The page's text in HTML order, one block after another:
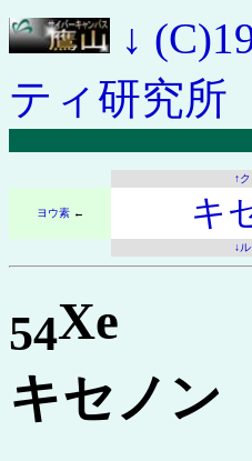
↓
ティ研究所
↑
ヨウ素 ← キ
↓
54Xe
キセノン